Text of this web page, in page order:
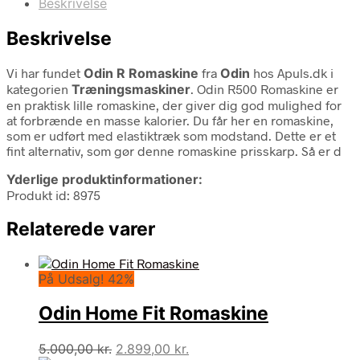
Beskrivelse
Beskrivelse
Vi har fundet Odin R Romaskine fra Odin hos Apuls.dk i
kategorien Træningsmaskiner. Odin R500 Romaskine er
en praktisk lille romaskine, der giver dig god mulighed for
at forbrænde en masse kalorier. Du får her en romaskine,
som er udført med elastiktræk som modstand. Dette er et
fint alternativ, som gør denne romaskine prisskarp. Så er d
Yderlige produktinformationer:
Produkt id: 8975
Relaterede varer
På Udsalg! 42%
Odin Home Fit Romaskine
5.000,00kr. Den
2.899,00 kr.